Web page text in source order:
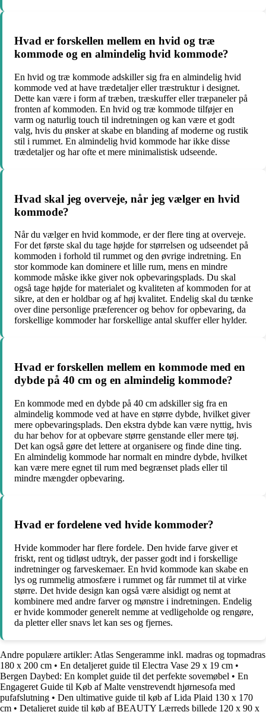
Hvad er forskellen mellem en hvid og træ
kommode og en almindelig hvid kommode?
En hvid og træ kommode adskiller sig fra en almindelig hvid
kommode ved at have trædetaljer eller træstruktur i designet.
Dette kan være i form af træben, træskuffer eller træpaneler på
fronten af kommoden. En hvid og træ kommode tilføjer en
varm og naturlig touch til indretningen og kan være et godt
valg, hvis du ønsker at skabe en blanding af moderne og rustik
stil i rummet. En almindelig hvid kommode har ikke disse
trædetaljer og har ofte et mere minimalistisk udseende.
Hvad skal jeg overveje, når jeg vælger en hvid
kommode?
Når du vælger en hvid kommode, er der flere ting at overveje.
For det første skal du tage højde for størrelsen og udseendet på
kommoden i forhold til rummet og den øvrige indretning. En
stor kommode kan dominere et lille rum, mens en mindre
kommode måske ikke giver nok opbevaringsplads. Du skal
også tage højde for materialet og kvaliteten af kommoden for at
sikre, at den er holdbar og af høj kvalitet. Endelig skal du tænke
over dine personlige præferencer og behov for opbevaring, da
forskellige kommoder har forskellige antal skuffer eller hylder.
Hvad er forskellen mellem en kommode med en
dybde på 40 cm og en almindelig kommode?
En kommode med en dybde på 40 cm adskiller sig fra en
almindelig kommode ved at have en større dybde, hvilket giver
mere opbevaringsplads. Den ekstra dybde kan være nyttig, hvis
du har behov for at opbevare større genstande eller mere tøj.
Det kan også gøre det lettere at organisere og finde dine ting.
En almindelig kommode har normalt en mindre dybde, hvilket
kan være mere egnet til rum med begrænset plads eller til
mindre mængder opbevaring.
Hvad er fordelene ved hvide kommoder?
Hvide kommoder har flere fordele. Den hvide farve giver et
friskt, rent og tidløst udtryk, der passer godt ind i forskellige
indretninger og farveskemaer. En hvid kommode kan skabe en
lys og rummelig atmosfære i rummet og får rummet til at virke
større. Det hvide design kan også være alsidigt og nemt at
kombinere med andre farver og mønstre i indretningen. Endelig
er hvide kommoder generelt nemme at vedligeholde og rengøre,
da pletter eller snavs let kan ses og fjernes.
Andre populære artikler: Atlas Sengeramme inkl. madras og topmadras
180 x 200 cm • En detaljeret guide til Electra Vase 29 x 19 cm •
Bergen Daybed: En komplet guide til det perfekte sovemøbel • En
Engageret Guide til Køb af Malte venstrevendt hjørnesofa med
pufafslutning • Den ultimative guide til køb af Lida Plaid 130 x 170
cm • Detaljeret guide til køb af BEAUTY Lærreds billede 120 x 90 x